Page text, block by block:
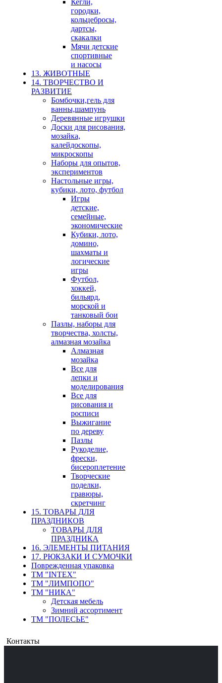
городки,
кольцебросы,
дартсы,
скакалки
Мячи детские
спортивные
и насосы
13. ЖИВОТНЫЕ
14. ТВОРЧЕСТВО И
РАЗВИТИЕ
Бомбочки,гель для
ванны,шампунь
Деревянные игрушки
Доски для рисования,
мозайка,
калейдоскопы,
микроскопы
Наборы для опытов,
экспериментов
Настольные игры,
кубики, лото, футбол
Игры
детские,
семейные,
экономические
Кубики, лото,
домино,
шахматы и
логические
игры
Футбол,
хоккей,
бильярд,
морской и
танковый бои
Пазлы, наборы для
творчества, холсты,
алмазная мозайка
Алмазная
мозайка
Все для
лепки и
моделирования
Все для
рисования и
росписи
Выжигание
по дереву
Пазлы
Рукоделие,
фрески,
бисероплетение
Творческие
поделки,
гравюры,
скретчинг
15. ТОВАРЫ ДЛЯ
ПРАЗДНИКОВ
ТОВАРЫ ДЛЯ
ПРАЗДНИКА
16. ЭЛЕМЕНТЫ ПИТАНИЯ
17. РЮКЗАКИ И СУМОЧКИ
Поврежденная упаковка
ТМ "INTEX"
ТМ "ЛИМПОПО"
ТМ "НИКА"
Детская мебель
Зимний ассортимент
ТМ "ПОЛЕСЬЕ"
Контакты